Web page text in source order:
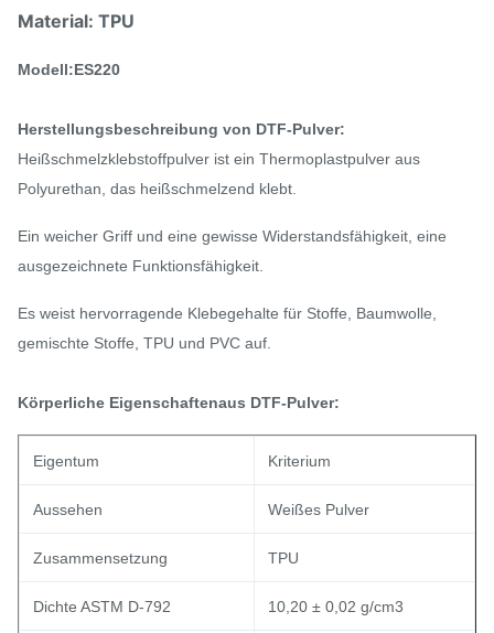
Material: TPU
Modell:ES220
Herstellungsbeschreibung von DTF-Pulver:
Heißschmelzklebstoffpulver ist ein Thermoplastpulver aus
Polyurethan, das heißschmelzend klebt.
Ein weicher Griff und eine gewisse Widerstandsfähigkeit, eine
ausgezeichnete Funktionsfähigkeit.
Es weist hervorragende Klebegehalte für Stoffe, Baumwolle,
gemischte Stoffe, TPU und PVC auf.
Körperliche Eigenschaftenaus DTF-Pulver:
Eigentum Kriterium
Aussehen Weißes Pulver
Zusammensetzung TPU
Dichte ASTM D-792 10,20 ± 0,02 g/cm3